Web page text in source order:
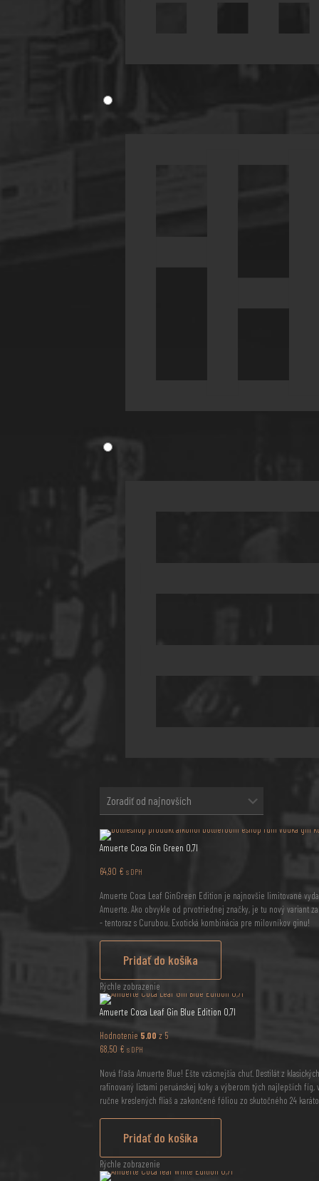
Amuerte Coca Gin Green 0,7l
64,90 € s DPH
Amuerte Coca Leaf GinGreen Edition je najnovšie limitované
Amuerte. Ako obvykle od prvotriednej značky, je tu nový variant
- tentoraz s Curubou. Exotická kombinácia pre milovníkov ginu!
Pridať do košíka
Rýchle zobrazenie
Amuerte Coca Leaf Gin Blue Edition 0,7l
Hodnotenie 5.00 z 5
68,50 € s DPH
Nová fľaša Amuerte Blue! Ešte vzácnejšia chuť. Destilát z
rafinovaný listami peruánskej koky a výberom tých najlepších
ručne kreslených fliaš a zakončené fóliou zo skutočného 24
Pridať do košíka
Rýchle zobrazenie